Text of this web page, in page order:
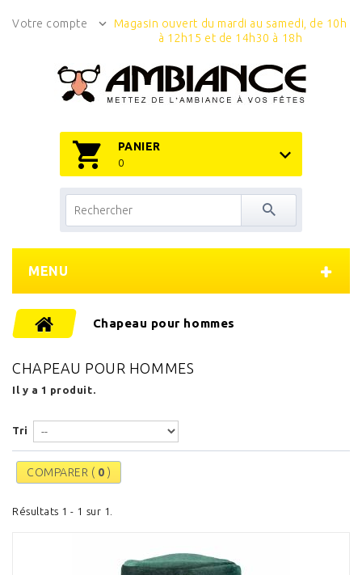
Votre compte
Magasin ouvert du mardi au samedi, de 10h
à 12h15 et de 14h30 à 18h
PANIER
0
MENU
Chapeau pour hommes
CHAPEAU POUR HOMMES
Il y a 1 produit.
Tri
COMPARER ( 0 )
Résultats 1 - 1 sur 1.